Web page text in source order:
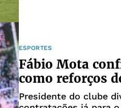
ESPORTES
Fábio Mota
como reforços
Presidente do clube